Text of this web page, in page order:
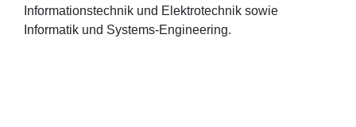
Informationstechnik und Elektrotechnik sowie
Informatik und Systems-Engineering.